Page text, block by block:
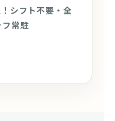
シフト不要・全
常駐